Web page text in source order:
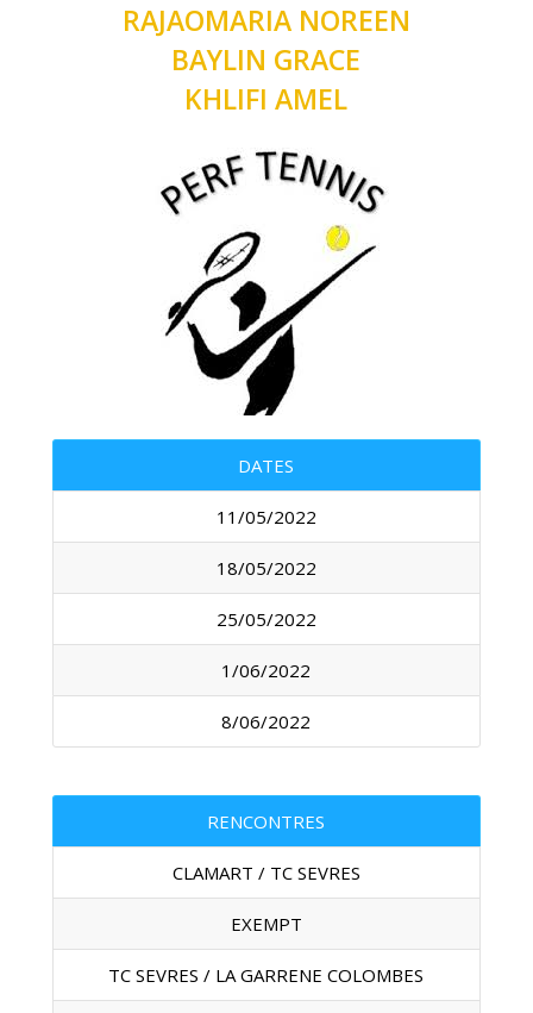
RAJAOMARIA NOREEN
BAYLIN GRACE
KHLIFI AMEL
DATES
11/05/2022
18/05/2022
25/05/2022
1/06/2022
8/06/2022
RENCONTRES
CLAMART / TC SEVRES
EXEMPT
TC SEVRES / LA GARRENE COLOMBES